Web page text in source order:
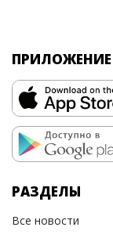
ПРИЛОЖЕНИЕ
РАЗДЕЛЫ
Все новости